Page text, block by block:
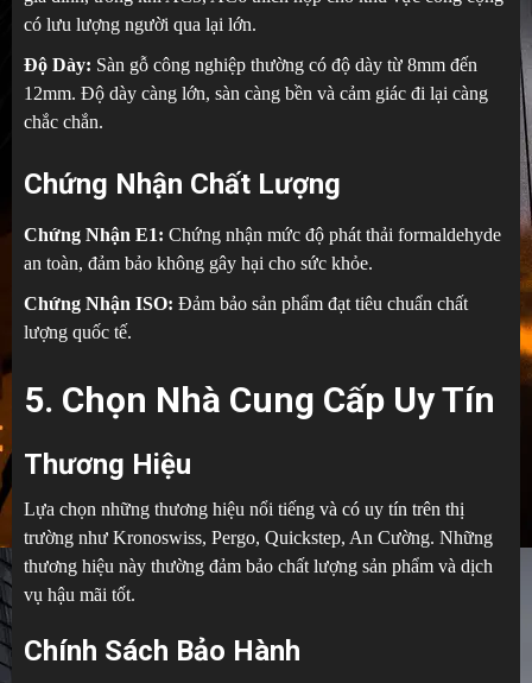
có lưu lượng người qua lại lớn.
Độ Dày: Sàn gỗ công nghiệp thường có độ dày từ 8mm đến
12mm. Độ dày càng lớn, sàn càng bền và cảm giác đi lại càng
chắc chắn.
Chứng Nhận Chất Lượng
Chứng Nhận E1: Chứng nhận mức độ phát thải formaldehyde
an toàn, đảm bảo không gây hại cho sức khỏe.
Chứng Nhận ISO: Đảm bảo sản phẩm đạt tiêu chuẩn chất
lượng quốc tế.
5. Chọn Nhà Cung Cấp Uy Tín
Thương Hiệu
Lựa chọn những thương hiệu nổi tiếng và có uy tín trên thị
trường như Kronoswiss, Pergo, Quickstep, An Cường. Những
thương hiệu này thường đảm bảo chất lượng sản phẩm và dịch
vụ hậu mãi tốt.
Chính Sách Bảo Hành